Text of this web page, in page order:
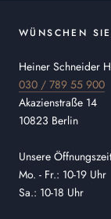
WÜNSCHEN
Heiner Schneider
030 / 789 55 900
Akazienstraße 14
10823 Berlin
Unsere
Mo. - Fr.: 10-19 Uhr
Sa.: 10-18 Uhr